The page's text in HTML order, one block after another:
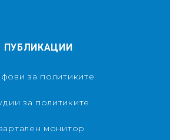
ПУБЛИКАЦИИ
за политиките
за политиките
монитор